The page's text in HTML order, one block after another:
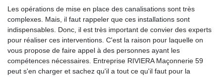
Les opérations de mise en place des canalisations sont très
complexes. Mais, il faut rappeler que ces installations sont
indispensables. Donc, il est très important de convier des experts
pour réaliser ces interventions. C'est la raison pour laquelle on
vous propose de faire appel à des personnes ayant les
compétences nécessaires. Entreprise RIVIERA Maçonnerie 59
peut s'en charger et sachez qu'il a tout ce qu'il faut pour la